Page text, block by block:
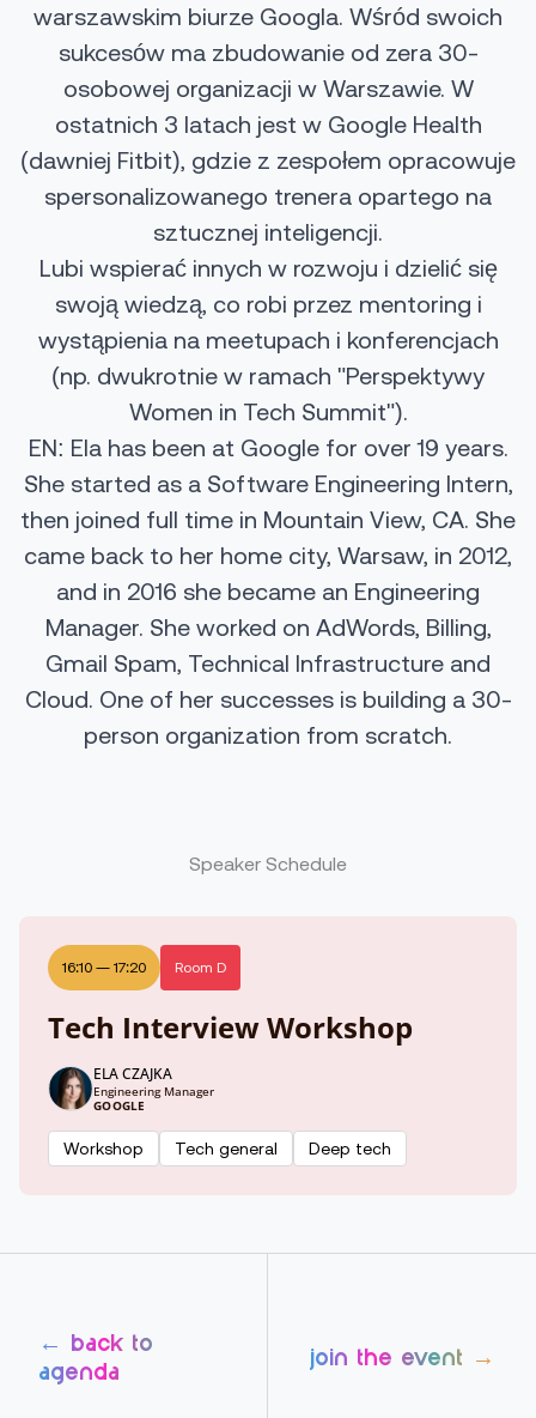
warszawskim biurze Googla. Wśród swoich
sukcesów ma zbudowanie od zera 30-
osobowej organizacji w Warszawie. W
ostatnich 3 latach jest w Google Health
(dawniej Fitbit), gdzie z zespołem opracowuje
spersonalizowanego trenera opartego na
sztucznej inteligencji.
Lubi wspierać innych w rozwoju i dzielić się
swoją wiedzą, co robi przez mentoring i
wystąpienia na meetupach i konferencjach
(np. dwukrotnie w ramach "Perspektywy
Women in Tech Summit").
EN: Ela has been at Google for over 19 years.
She started as a Software Engineering Intern,
then joined full time in Mountain View, CA. She
came back to her home city, Warsaw, in 2012,
and in 2016 she became an Engineering
Manager. She worked on AdWords, Billing,
Gmail Spam, Technical Infrastructure and
Cloud. One of her successes is building a 30-
person organization from scratch.
Speaker Schedule
16:10 — 17:20 Room D
Tech Interview Workshop
ELA CZAJKA
Engineering Manager
GOOGLE
Workshop Tech general Deep tech
← back to
agenda
join the event →